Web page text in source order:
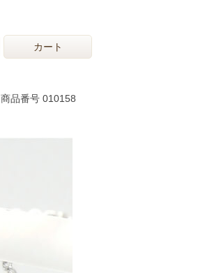
カート
商品番号 010158